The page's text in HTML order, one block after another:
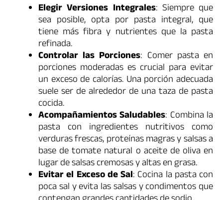
Elegir Versiones Integrales: Siempre que
sea posible, opta por pasta integral, que
tiene más fibra y nutrientes que la pasta
refinada.
Controlar las Porciones: Comer pasta en
porciones moderadas es crucial para evitar
un exceso de calorías. Una porción adecuada
suele ser de alrededor de una taza de pasta
cocida.
Acompañamientos Saludables: Combina la
pasta con ingredientes nutritivos como
verduras frescas, proteínas magras y salsas a
base de tomate natural o aceite de oliva en
lugar de salsas cremosas y altas en grasa.
Evitar el Exceso de Sal: Cocina la pasta con
poca sal y evita las salsas y condimentos que